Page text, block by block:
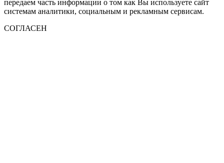
передаем часть информации о том как Вы используете сайт
системам аналитики, социальным и рекламным сервисам.
СОГЛАСЕН